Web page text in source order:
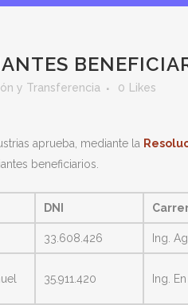
y Transferencia 0 Likes
aprueba, mediante la
beneficiarios.
DNI
33.608.426 Ing.
35.911.420 Ing.